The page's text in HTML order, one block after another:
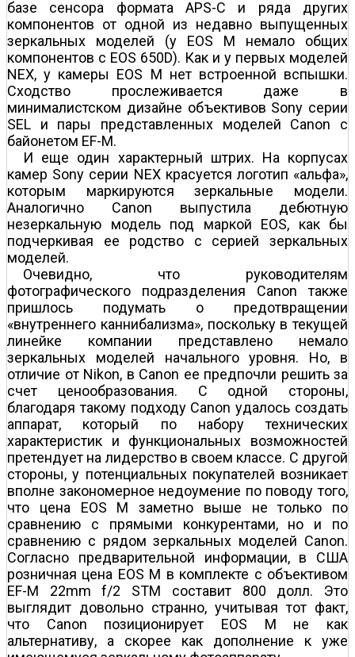
базе сенсора формата APS-C и ряда других
компонентов от одной из недавно выпущенных
зеркальных моделей (у EOS M немало общих
компонентов с EOS 650D). Как и у первых моделей
NEX, у камеры EOS M нет встроенной вспышки.
Сходство прослеживается даже в
минималистском дизайне объективов Sony серии
SEL и пары представленных моделей Canon с
байонетом EF-M.
И еще один характерный штрих. На корпусах
камер Sony серии NEX красуется логотип «альфа»,
которым маркируются зеркальные модели.
Аналогично Canon выпустила дебютную
незеркальную модель под маркой EOS, как бы
подчеркивая ее родство с серией зеркальных
моделей.
Очевидно, что руководителям
фотографического подразделения Canon также
пришлось подумать о предотвращении
«внутреннего каннибализма», поскольку в текущей
линейке компании представлено немало
зеркальных моделей начального уровня. Но, в
отличие от Nikon, в Canon ее предпочли решить за
счет ценообразования. С одной стороны,
благодаря такому подходу Canon удалось создать
аппарат, который по набору технических
характеристик и функциональных возможностей
претендует на лидерство в своем классе. С другой
стороны, у потенциальных покупателей возникает
вполне закономерное недоумение по поводу того,
что цена EOS M заметно выше не только по
сравнению с прямыми конкурентами, но и по
сравнению с рядом зеркальных моделей Canon.
Согласно предварительной информации, в США
розничная цена EOS M в комплекте с объективом
EF-M 22mm f/2 STM составит 800 долл. Это
выглядит довольно странно, учитывая тот факт,
что Canon позиционирует EOS M не как
альтернативу, а скорее как дополнение к уже